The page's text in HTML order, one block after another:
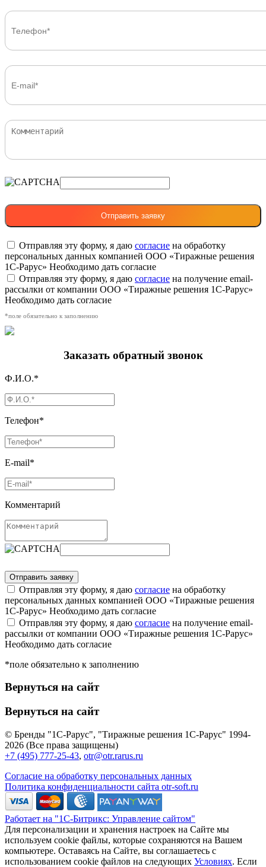
Отправляя эту форму, я даю согласие на обработку
персональных данных компанией ООО «Тиражные решения
1С-Рарус» Необходимо дать согласие
Отправляя эту форму, я даю согласие на получение email-
рассылки от компании ООО «Тиражные решения 1С-Рарус»
Необходимо дать согласие
*поле обязательно к заполнению
Заказать обратный звонок
Ф.И.О.*
Телефон*
E-mail*
Комментарий
Отправляя эту форму, я даю согласие на обработку
персональных данных компанией ООО «Тиражные решения
1С-Рарус» Необходимо дать согласие
Отправляя эту форму, я даю согласие на получение email-
рассылки от компании ООО «Тиражные решения 1С-Рарус»
Необходимо дать согласие
*поле обязательно к заполнению
Вернуться на сайт
Вернуться на сайт
© Бренды "1С-Рарус", "Тиражные решения 1С-Рарус" 1994-
2026 (Все права защищены)
+7 (495) 777-25-43, otr@otr.rarus.ru
Согласие на обработку персональных данных
Политика конфиденциальности сайта otr-soft.ru
Работает на "1С-Битрикс: Управление сайтом"
Для персонализации и хранения настроек на Сайте мы
используем cookie файлы, которые сохраняются на Вашем
компьютере. Оставаясь на Сайте, вы соглашаетесь с
использованием cookie файлов на следующих Условиях. Если